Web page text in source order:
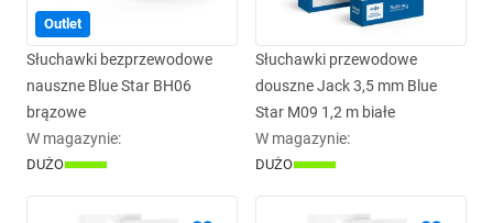
Outlet
Słuchawki bezprzewodowe
nauszne Blue Star BH06
brązowe
W magazynie:
DUŻO
Słuchawki przewodowe
douszne Jack 3,5 mm Blue
Star M09 1,2 m białe
W magazynie:
DUŻO